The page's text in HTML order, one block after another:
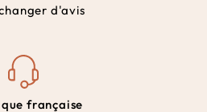
d'avis
française